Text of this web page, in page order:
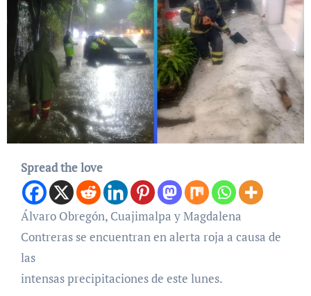
Spread the love
Álvaro Obregón, Cuajimalpa y Magdalena
Contreras se encuentran en alerta roja a causa de
las
intensas precipitaciones de este lunes.